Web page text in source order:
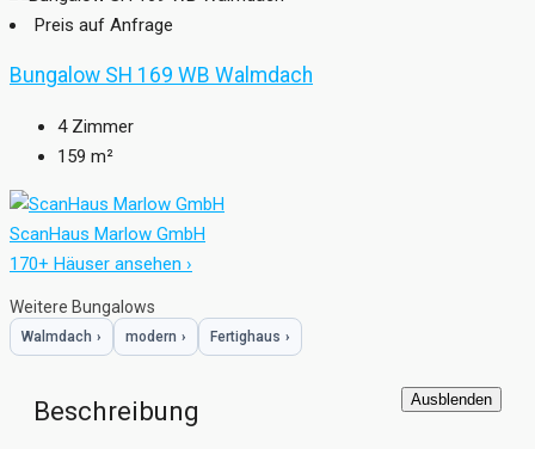
Preis auf Anfrage
Bungalow SH 169 WB Walmdach
4 Zimmer
159 m²
ScanHaus Marlow GmbH
170+ Häuser ansehen ›
Weitere Bungalows
Walmdach › modern › Fertighaus ›
Beschreibung Ausblenden